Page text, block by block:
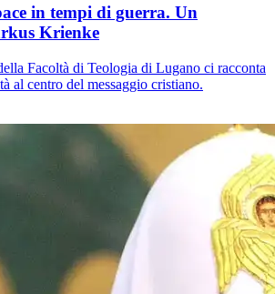
in tempi di guerra. Un
Krienke
Facoltà di Teologia di Lugano ci racconta
al centro del messaggio cristiano.